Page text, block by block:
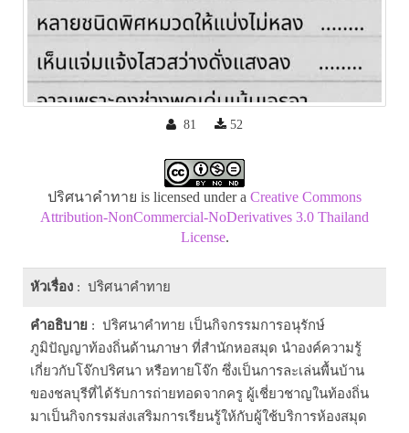
81 52
ปริศนาคำทาย is licensed under a Creative Commons
Attribution-NonCommercial-NoDerivatives 3.0 Thailand
License.
หัวเรื่อง : ปริศนาคำทาย
คำอธิบาย : ปริศนาคำทาย เป็นกิจกรรมการอนุรักษ์
ภูมิปัญญาท้องถิ่นด้านภาษา ที่สำนักหอสมุด นำองค์ความรู้
เกี่ยวกับโจ๊กปริศนา หรือทายโจ๊ก ซึ่งเป็นการละเล่นพื้นบ้าน
ของชลบุรีที่ได้รับการถ่ายทอดจากครู ผู้เชี่ยวชาญในท้องถิ่น
มาเป็นกิจกรรมส่งเสริมการเรียนรู้ให้กับผู้ใช้บริการห้องสมุด